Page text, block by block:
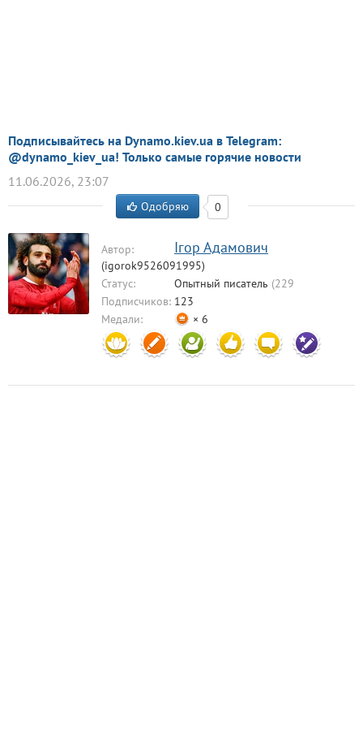
Подписывайтесь на Dynamo.kiev.ua в Telegram:
@dynamo_kiev_ua! Только самые горячие новости
11.06.2026, 23:07
Одобряю 0
Автор: Ігор Адамович
(igorok9526091995)
Статус:
Опытный писатель (229
комментариев)
Подписчиков: 123
Медали:
× 6